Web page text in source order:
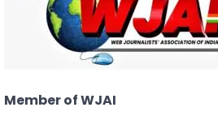
Member of WJAI